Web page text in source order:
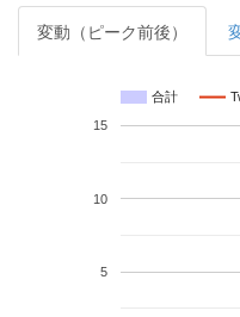
変動（ピーク前後）
合計
5
10
15